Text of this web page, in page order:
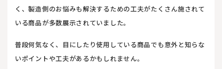
く、製造側のお悩みも解決するための工夫がたくさん施されて
いる商品が多数展示されていました。
普段何気なく、目にしたり使用している商品でも意外と知らな
いポイントや工夫があるかもしれません。